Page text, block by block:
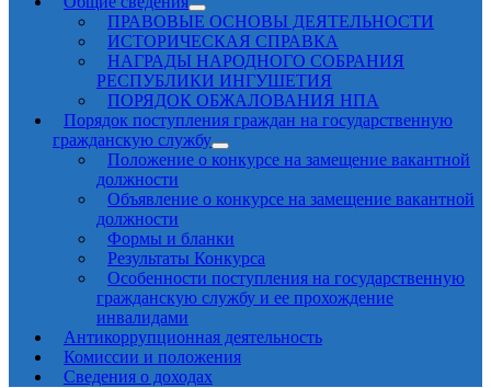
ПРАВОВЫЕ ОСНОВЫ ДЕЯТЕЛЬНОСТИ
ИСТОРИЧЕСКАЯ СПРАВКА
НАГРАДЫ НАРОДНОГО СОБРАНИЯ
РЕСПУБЛИКИ ИНГУШЕТИЯ
ПОРЯДОК ОБЖАЛОВАНИЯ НПА
Порядок поступления граждан на государственную
гражданскую службу
Положение о конкурсе на замещение вакантной
должности
Объявление о конкурсе на замещение вакантной
должности
Формы и бланки
Результаты Конкурса
Особенности поступления на государственную
гражданскую службу и ее прохождение
инвалидами
Антикоррупционная деятельность
Комиссии и положения
Сведения о доходах